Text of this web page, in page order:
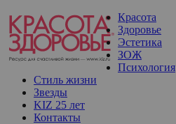
Красота
Здоровье
Эстетика
ЗОЖ
Психология
Стиль жизни
Звезды
KIZ 25 лет
Контакты